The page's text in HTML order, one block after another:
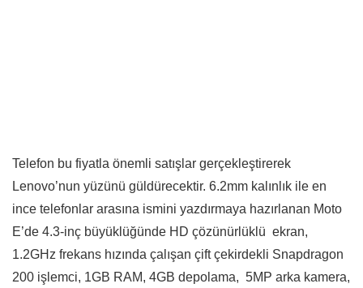
Telefon bu fiyatla önemli satışlar gerçekleştirerek
Lenovo’nun yüzünü güldürecektir. 6.2mm kalınlık ile en
ince telefonlar arasına ismini yazdırmaya hazırlanan Moto
E’de 4.3-inç büyüklüğünde HD çözünürlüklü ekran,
1.2GHz frekans hızında çalışan çift çekirdekli Snapdragon
200 işlemci, 1GB RAM, 4GB depolama, 5MP arka kamera,